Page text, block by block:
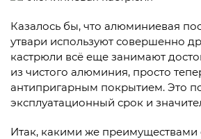
Казалось бы, что алюминиевая
утвари используют совершенно
кастрюли всё еще занимают
из чистого алюминия, просто
антипригарным покрытием. Это
эксплуатационный срок и
Итак, какими же